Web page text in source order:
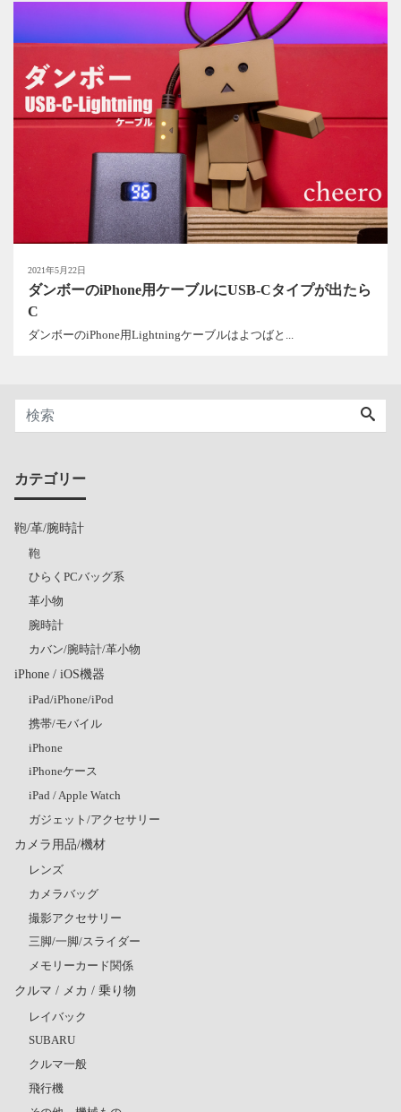
2021年5月22日
ダンボーのiPhone用ケーブルにUSB-Cタイプが出たら
C
ダンボーのiPhone用Lightningケーブルはよつばと...
カテゴリー
鞄/革/腕時計
鞄
ひらくPCバッグ系
革小物
腕時計
カバン/腕時計/革小物
iPhone / iOS機器
iPad/iPhone/iPod
携帯/モバイル
iPhone
iPhoneケース
iPad / Apple Watch
ガジェット/アクセサリー
カメラ用品/機材
レンズ
カメラバッグ
撮影アクセサリー
三脚/一脚/スライダー
メモリーカード関係
クルマ / メカ / 乗り物
レイバック
SUBARU
クルマ一般
飛行機